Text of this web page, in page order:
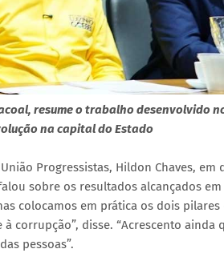
resume o trabalho desenvolvido
na capital do Estado
Progressistas, Hildon Chaves, em
sobre os resultados alcançados em
colocamos em prática os dois pilares
corrupção”, disse. “Acrescento ainda
pessoas”.